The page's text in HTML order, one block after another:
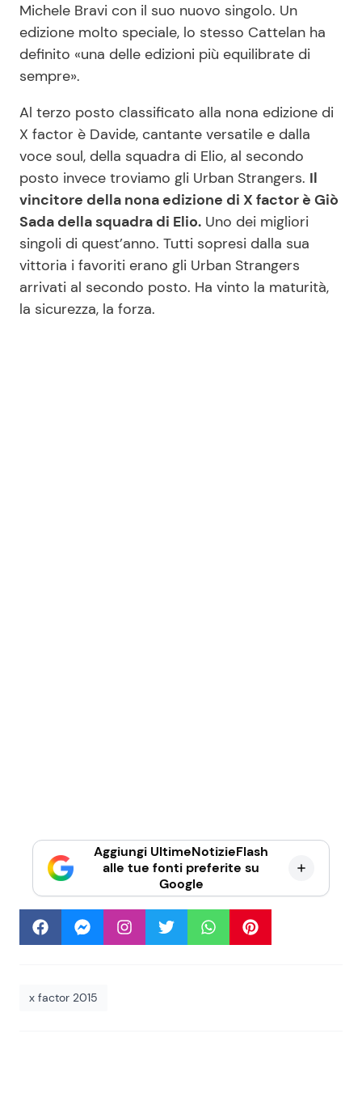
Michele Bravi con il suo nuovo singolo. Un
edizione molto speciale, lo stesso Cattelan ha
definito «una delle edizioni più equilibrate di
sempre».
Al terzo posto classificato alla nona edizione di
X factor è Davide, cantante versatile e dalla
voce soul, della squadra di Elio, al secondo
posto invece troviamo gli Urban Strangers. Il
vincitore della nona edizione di X factor è Giò
Sada della squadra di Elio. Uno dei migliori
singoli di quest’anno. Tutti sopresi dalla sua
vittoria i favoriti erano gli Urban Strangers
arrivati al secondo posto. Ha vinto la maturità,
la sicurezza, la forza.
Aggiungi UltimeNotizieFlash
alle tue fonti preferite su
Google
x factor 2015